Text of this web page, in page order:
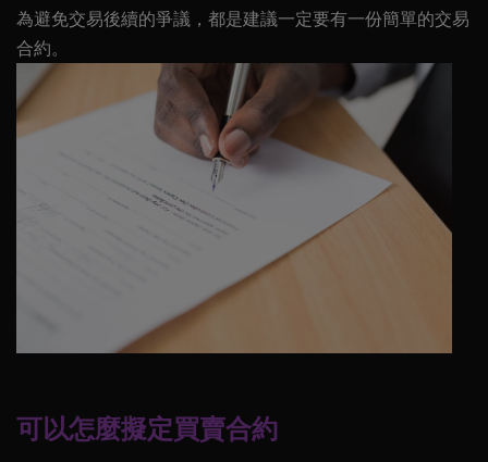
為避免交易後續的爭議，都是建議一定要有一份簡單的交易
合約。
可以怎麼擬定買賣合約